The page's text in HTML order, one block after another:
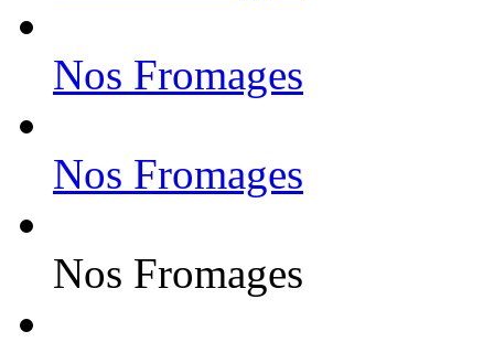
Nos Fromages
Nos Fromages
Nos Fromages